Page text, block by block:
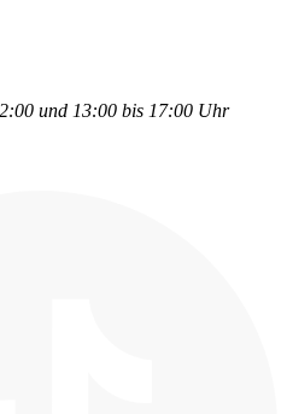
und 13:00 bis 17:00 Uhr